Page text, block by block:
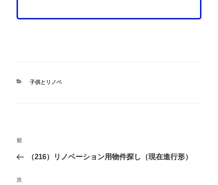
カ
子供とリノベ
ナ
ビ
過
去
投
前
（216）リノベーション用物件探し（現在進行形）
次
次